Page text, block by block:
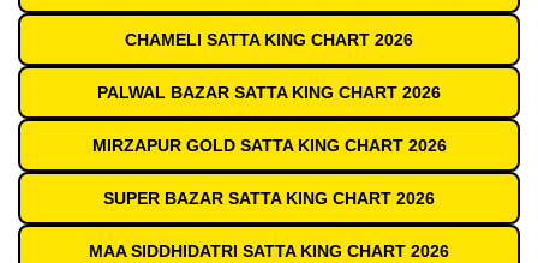
CHAMELI SATTA KING CHART 2026
PALWAL BAZAR SATTA KING CHART 2026
MIRZAPUR GOLD SATTA KING CHART 2026
SUPER BAZAR SATTA KING CHART 2026
MAA SIDDHIDATRI SATTA KING CHART 2026